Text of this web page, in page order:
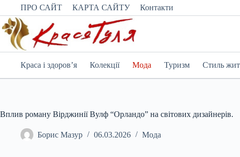
Перейти
вмісту
ПРО САЙТ КАРТА САЙТУ Контакти
Краса і здоров’я Колекції Мода Туризм Стиль
Вплив роману Вірджинії Вулф “Орландо” на світових дизайнерів.
Борис Мазур 06.03.2026 Мода